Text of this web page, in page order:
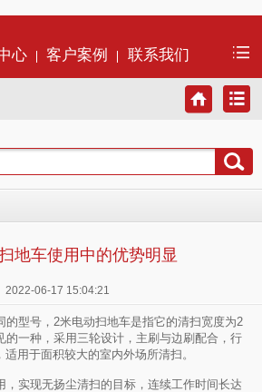
心 客户案例 联系我们
地车使用中的优势明显
2022-06-17 15:04:21
的型号，2米电动扫地车是指它的清扫宽度为2
的一种，采用三轮设计，主刷与边刷配合，行
用于面积较大的室内外场所清扫。
，实现无扬尘清扫的目标，连续工作时间长达